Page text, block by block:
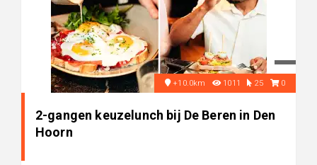
+10.0km 1011 25 0
2-gangen keuzelunch bij De Beren in Den
Hoorn